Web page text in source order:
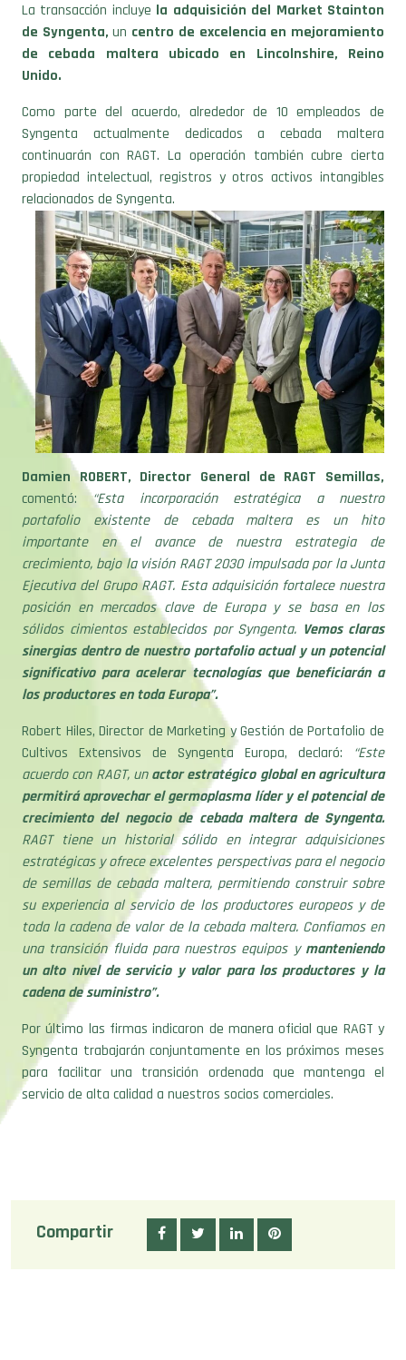
La transacción incluye la adquisición del Market Stainton
de Syngenta, un centro de excelencia en mejoramiento
de cebada maltera ubicado en Lincolnshire, Reino
Unido.
Como parte del acuerdo, alrededor de 10 empleados de
Syngenta actualmente dedicados a cebada maltera
continuarán con RAGT. La operación también cubre cierta
propiedad intelectual, registros y otros activos intangibles
relacionados de Syngenta.
Damien ROBERT, Director General de RAGT Semillas,
comentó:“Esta incorporación estratégica a nuestro
portafolio existente de cebada maltera es un hito
importante en el avance de nuestra estrategia de
crecimiento, bajo la visión RAGT 2030 impulsada por la Junta
Ejecutiva del Grupo RAGT. Esta adquisición fortalece nuestra
posición en mercados clave de Europa y se basa en los
sólidos cimientos establecidos por Syngenta. Vemos claras
sinergias dentro de nuestro portafolio actual y un potencial
significativo para acelerar tecnologías que beneficiarán a
los productores en toda Europa”.
Robert Hiles, Director de Marketing y Gestión de Portafolio de
Cultivos Extensivos de Syngenta Europa, declaró: “Este
acuerdo con RAGT, unactor estratégico global en agricultura
permitirá aprovechar el germoplasma líder y el potencial de
crecimiento del negocio de cebada maltera de Syngenta.
RAGT tiene un historial sólido en integrar adquisiciones
estratégicas y ofrece excelentes perspectivas para el negocio
de semillas de cebada maltera, permitiendo construir sobre
su experiencia al servicio de los productores europeos y de
toda la cadena de valor de la cebada maltera. Confiamos en
una transición fluida para nuestros equipos y manteniendo
un alto nivel de servicio y valor para los productores y la
cadena de suministro”.
Por último las firmas indicaron de manera oficial que RAGT y
Syngenta trabajarán conjuntamente en los próximos meses
para facilitar una transición ordenada que mantenga el
servicio de alta calidad a nuestros socios comerciales.
Compartir